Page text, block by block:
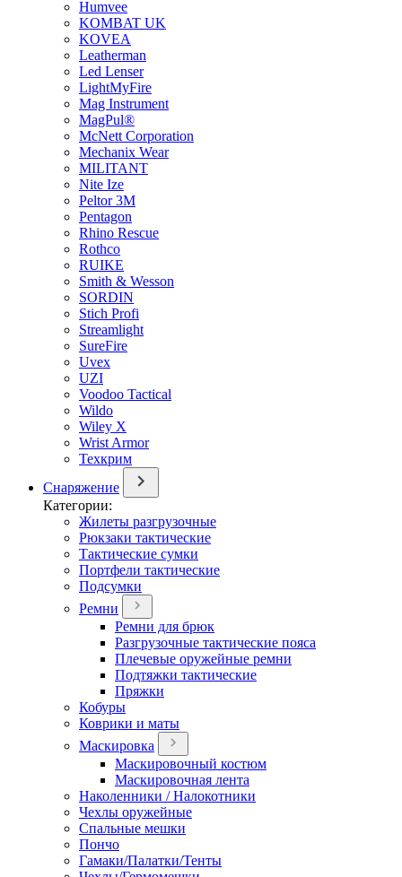
Humvee
KOMBAT UK
KOVEA
Leatherman
Led Lenser
LightMyFire
Mag Instrument
MagPul®
McNett Corporation
Mechanix Wear
MILITANT
Nite Ize
Peltor 3M
Pentagon
Rhino Rescue
Rothco
RUIKE
Smith & Wesson
SORDIN
Stich Profi
Streamlight
SureFire
Uvex
UZI
Voodoo Tactical
Wildo
Wiley X
Wrist Armor
Техкрим
Снаряжение
Категории:
Жилеты разгрузочные
Рюкзаки тактические
Тактические сумки
Портфели тактические
Подсумки
Ремни
Ремни для брюк
Разгрузочные тактические пояса
Плечевые оружейные ремни
Подтяжки тактические
Пряжки
Кобуры
Коврики и маты
Маскировка
Маскировочный костюм
Маскировочная лента
Наколенники / Налокотники
Чехлы оружейные
Спальные мешки
Пончо
Гамаки/Палатки/Тенты